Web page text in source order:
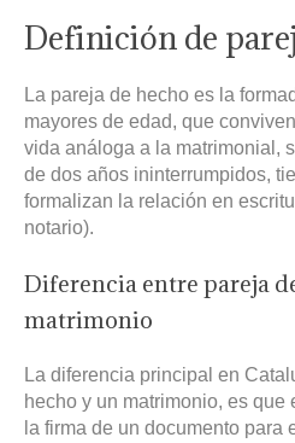
Definición de
La pareja de hecho es la
mayores de edad, que
vida análoga a la matrimonial,
de dos años ininterrumpidos,
formalizan la relación en
notario).
Diferencia entre pareja
matrimonio
La diferencia principal en
hecho y un matrimonio, es que
la firma de un documento para